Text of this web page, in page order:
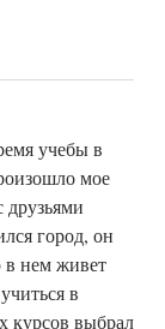
учебы в
мое
город, он
в нем живет
в
курсов выбрал